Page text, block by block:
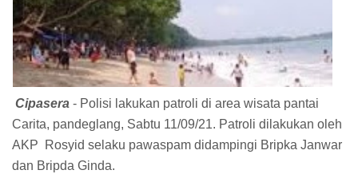
Cipasera - Polisi lakukan patroli di area wisata pantai
Carita, pandeglang, Sabtu 11/09/21. Patroli dilakukan oleh
AKP Rosyid selaku pawaspam didampingi Bripka Janwar
dan Bripda Ginda.